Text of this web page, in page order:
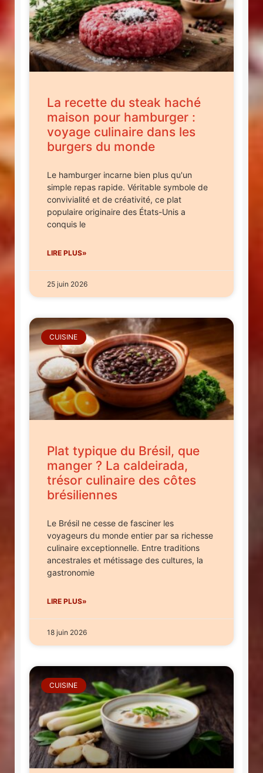
La recette du steak haché
maison pour hamburger :
voyage culinaire dans les
burgers du monde
Le hamburger incarne bien plus qu'un
simple repas rapide. Véritable symbole de
convivialité et de créativité, ce plat
populaire originaire des États-Unis a
conquis le
LIRE PLUS»
25 juin 2026
CUISINE
Plat typique du Brésil, que
manger ? La caldeirada,
trésor culinaire des côtes
brésiliennes
Le Brésil ne cesse de fasciner les
voyageurs du monde entier par sa richesse
culinaire exceptionnelle. Entre traditions
ancestrales et métissage des cultures, la
gastronomie
LIRE PLUS»
18 juin 2026
CUISINE